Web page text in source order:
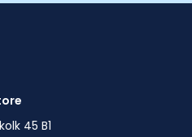
45 B1